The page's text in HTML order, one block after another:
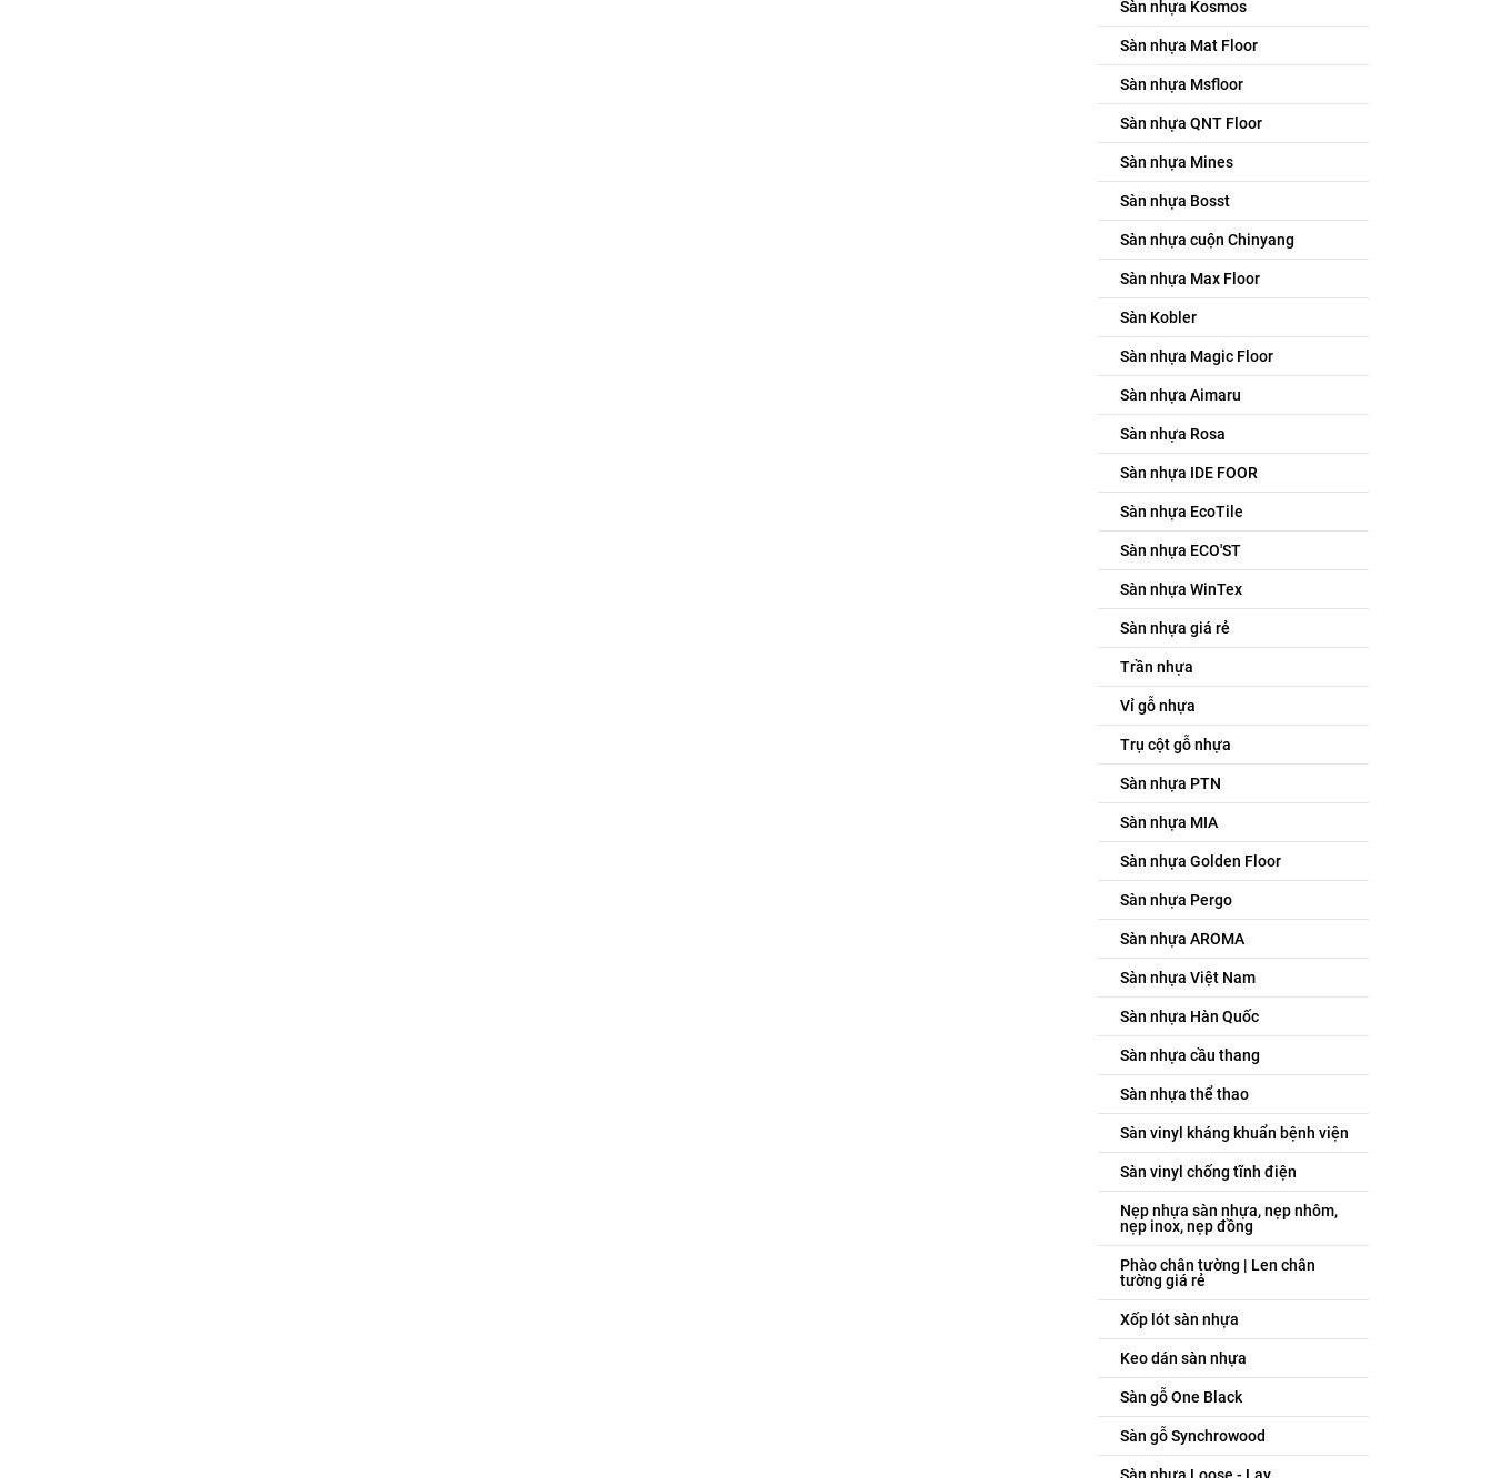
Sàn nhựa Kosmos
Sàn nhựa Mat Floor
Sàn nhựa Msfloor
Sàn nhựa QNT Floor
Sàn nhựa Mines
Sàn nhựa Bosst
Sàn nhựa cuộn Chinyang
Sàn nhựa Max Floor
Sàn Kobler
Sàn nhựa Magic Floor
Sàn nhựa Aimaru
Sàn nhựa Rosa
Sàn nhựa IDE FOOR
Sàn nhựa EcoTile
Sàn nhựa ECO'ST
Sàn nhựa WinTex
Sàn nhựa giá rẻ
Trần nhựa
Vỉ gỗ nhựa
Trụ cột gỗ nhựa
Sàn nhựa PTN
Sàn nhựa MIA
Sàn nhựa Golden Floor
Sàn nhựa Pergo
Sàn nhựa AROMA
Sàn nhựa Việt Nam
Sàn nhựa Hàn Quốc
Sàn nhựa cầu thang
Sàn nhựa thể thao
Sàn vinyl kháng khuẩn bệnh viện
Sàn vinyl chống tĩnh điện
Nẹp nhựa sàn nhựa, nẹp nhôm,
nẹp inox, nẹp đồng
Phào chân tường | Len chân
tường giá rẻ
Xốp lót sàn nhựa
Keo dán sàn nhựa
Sàn gỗ One Black
Sàn gỗ Synchrowood